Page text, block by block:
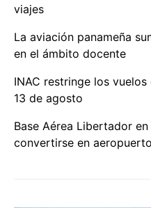
viajes
La aviación panameña
en el ámbito docente
INAC restringe los
13 de agosto
Base Aérea Libertador
convertirse en